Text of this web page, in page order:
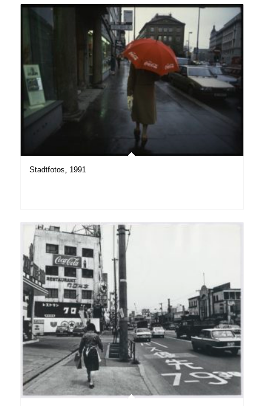
Stadtfotos, 1991